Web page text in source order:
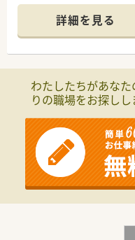
内科の処方箋も受け
■1日あたりの処方箋
以上体制で業務にあ
■薬局における新た
欲的な方を募集して
■既存の枠にとらわれ
■ITリテラシーが高く
一緒に進んでいける
【求人情報について】
■ご経験やスキルを
範囲で給与をご提示
■年俸制（12分割支給
■通勤手当や諸手当
詳細を見る
わたしたちがあな
りの職場をお探しし